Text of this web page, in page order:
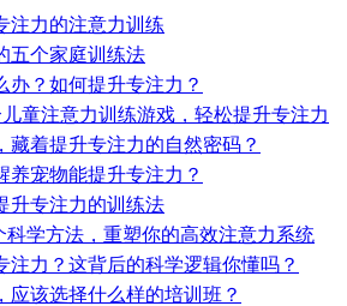
注力的注意力训练
五个家庭训练法
办？如何提升专注力？
童注意力训练游戏，轻松提升专注力
藏着提升专注力的自然密码？
养宠物能提升专注力？
升专注力的训练法
科学方法，重塑你的高效注意力系统
注力？这背后的科学逻辑你懂吗？
应该选择什么样的培训班？